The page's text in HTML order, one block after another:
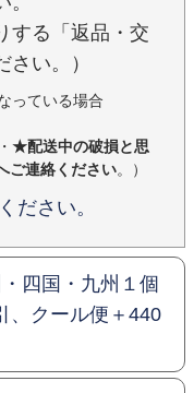
する「返品・交
い。）
っている場合
★配送中の破損と思
ご連絡ください。）
ださい。
四国・九州１個
、クール便＋440